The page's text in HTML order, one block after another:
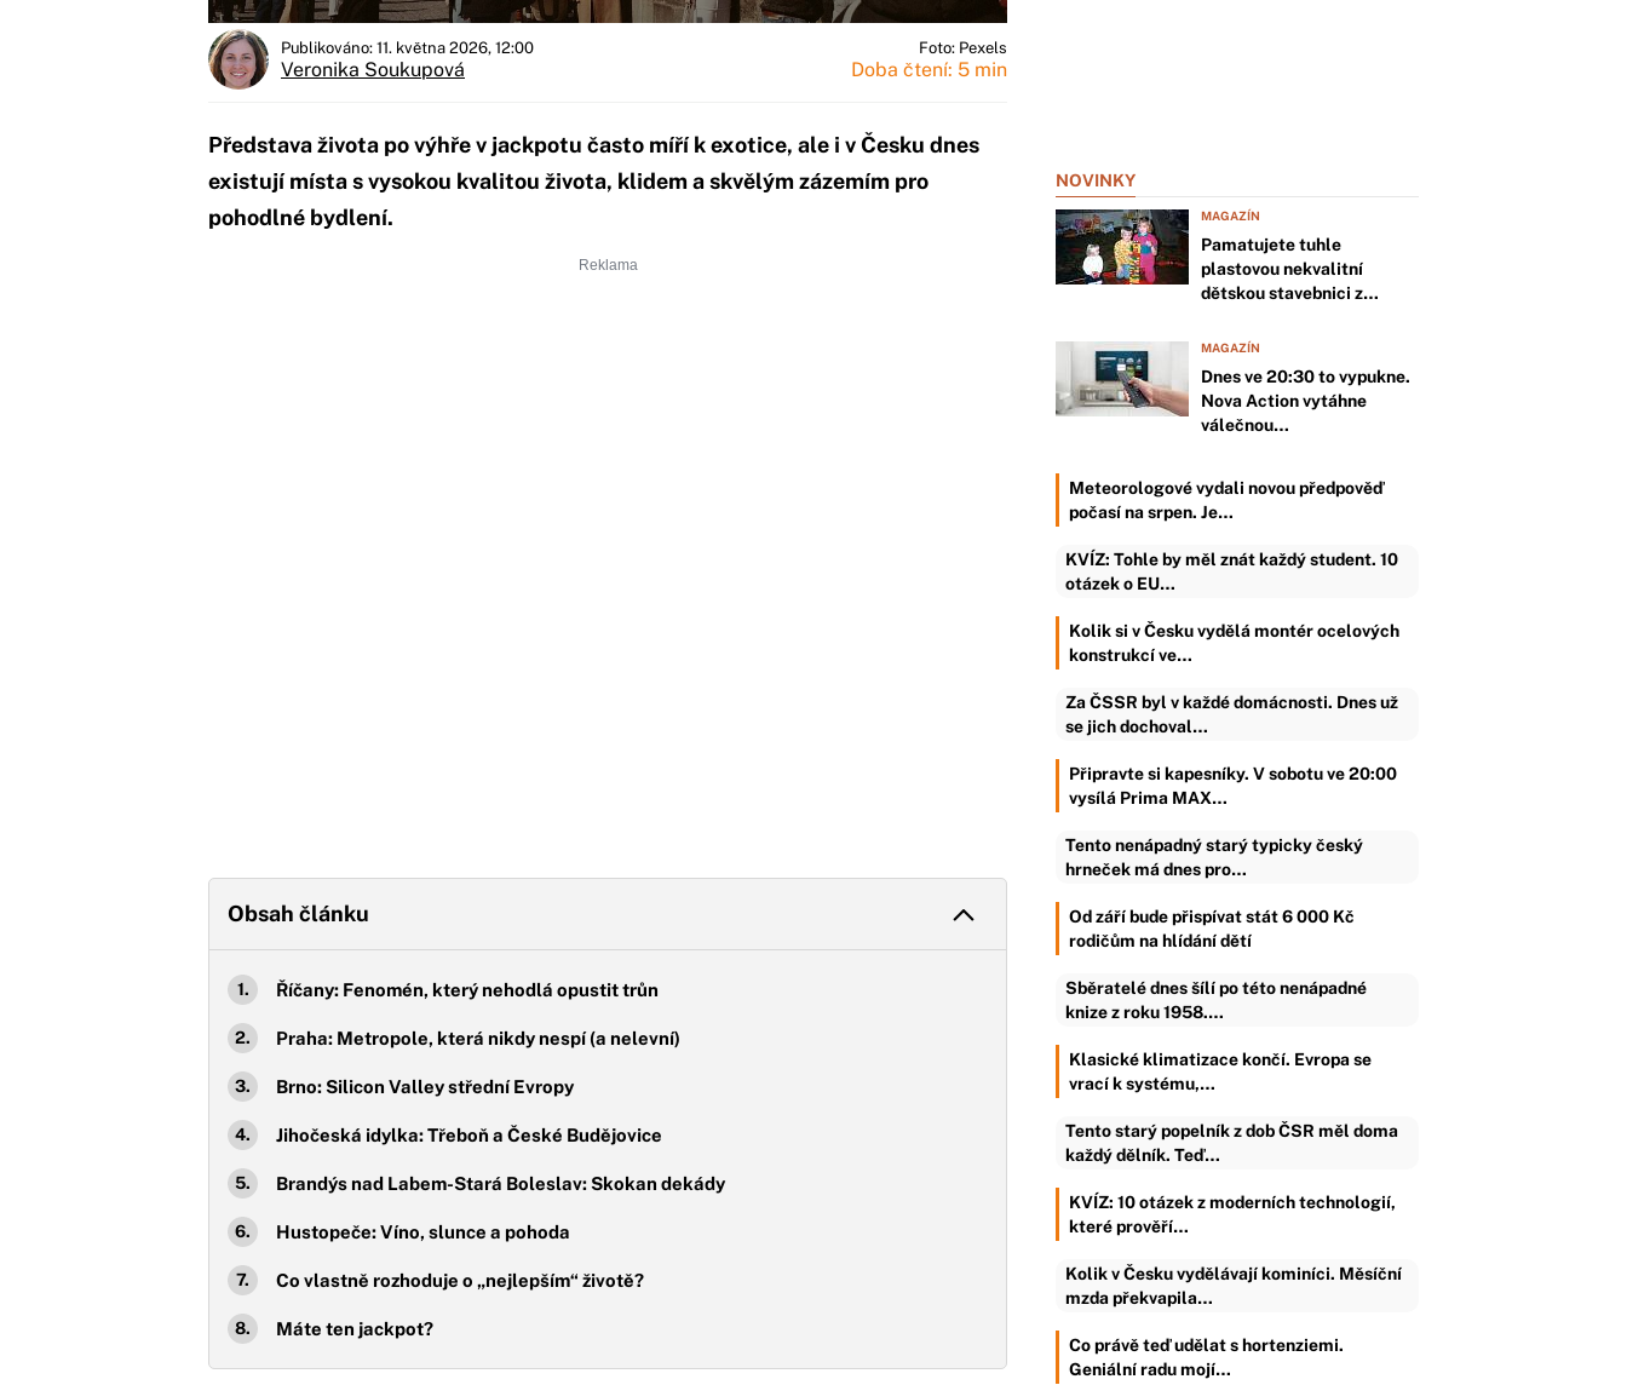
Publikováno: 11. května 2026, 12:00
Veronika Soukupová
Foto: Pexels
Doba čtení: 5 min
Představa života po výhře v jackpotu často míří k exotice, ale i v Česku dnes
existují místa s vysokou kvalitou života, klidem a skvělým zázemím pro
pohodlné bydlení.
Obsah článku
Říčany: Fenomén, který nehodlá opustit trůn
Praha: Metropole, která nikdy nespí (a nelevní)
Brno: Silicon Valley střední Evropy
Jihočeská idylka: Třeboň a České Budějovice
Brandýs nad Labem-Stará Boleslav: Skokan dekády
Hustopeče: Víno, slunce a pohoda
Co vlastně rozhoduje o „nejlepším“ životě?
Máte ten jackpot?
NOVINKY
MAGAZÍN
Pamatujete tuhle
plastovou nekvalitní
dětskou stavebnici z…
MAGAZÍN
Dnes ve 20:30 to vypukne.
Nova Action vytáhne
válečnou…
Meteorologové vydali novou předpověď
počasí na srpen. Je…
KVÍZ: Tohle by měl znát každý student. 10
otázek o EU…
Kolik si v Česku vydělá montér ocelových
konstrukcí ve…
Za ČSSR byl v každé domácnosti. Dnes už
se jich dochoval…
Připravte si kapesníky. V sobotu ve 20:00
vysílá Prima MAX…
Tento nenápadný starý typicky český
hrneček má dnes pro…
Od září bude přispívat stát 6 000 Kč
rodičům na hlídání dětí
Sběratelé dnes šílí po této nenápadné
knize z roku 1958.…
Klasické klimatizace končí. Evropa se
vrací k systému,…
Tento starý popelník z dob ČSR měl doma
každý dělník. Teď…
KVÍZ: 10 otázek z moderních technologií,
které prověří…
Kolik v Česku vydělávají kominíci. Měsíční
mzda překvapila…
Co právě teď udělat s hortenziemi.
Geniální radu mojí…